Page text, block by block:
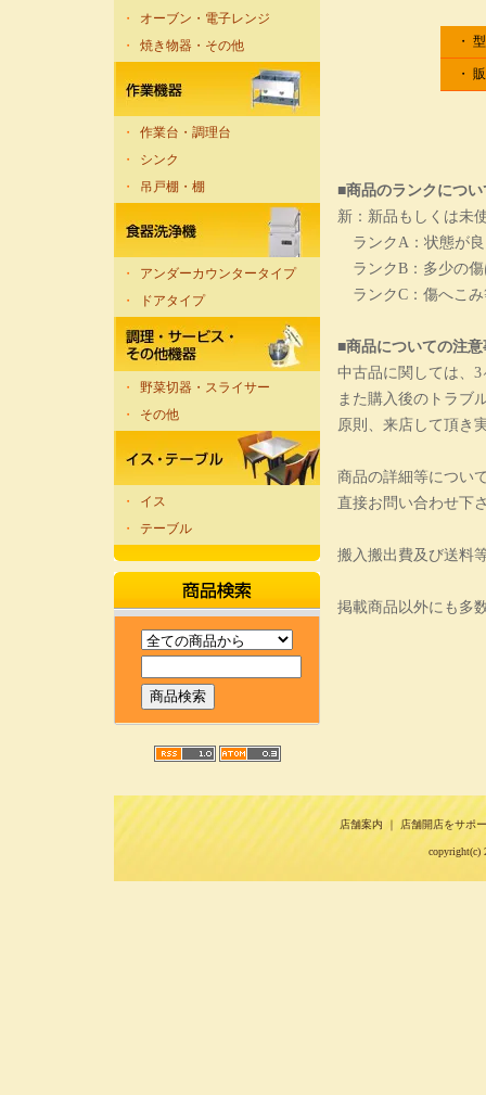
・
オーブン・電子レンジ
・
焼き物器・その他
・
作業台・調理台
・
シンク
・
吊戸棚・棚
・
アンダーカウンタータイプ
・
ドアタイプ
・
野菜切器・スライサー
・
その他
・
イス
・
テーブル
・
・
■商品のランクについ
新：新品もしくは未
ランクA：状態が
ランクB：多少の傷
ランクC：傷へこ
■商品についての注
中古品に関しては、
また購入後のトラブ
原則、来店して頂き
商品の詳細等につい
直接お問い合わせ下
搬入搬出費及び送料
掲載商品以外にも多
店舗案内 ｜ 店舗開店をサポ
copyright(c)